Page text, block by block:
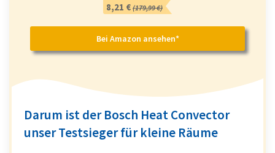
8,21 € (179,99 €)
Bei Amazon ansehen*
Darum ist der Bosch Heat Convector
unser Testsieger für kleine Räume